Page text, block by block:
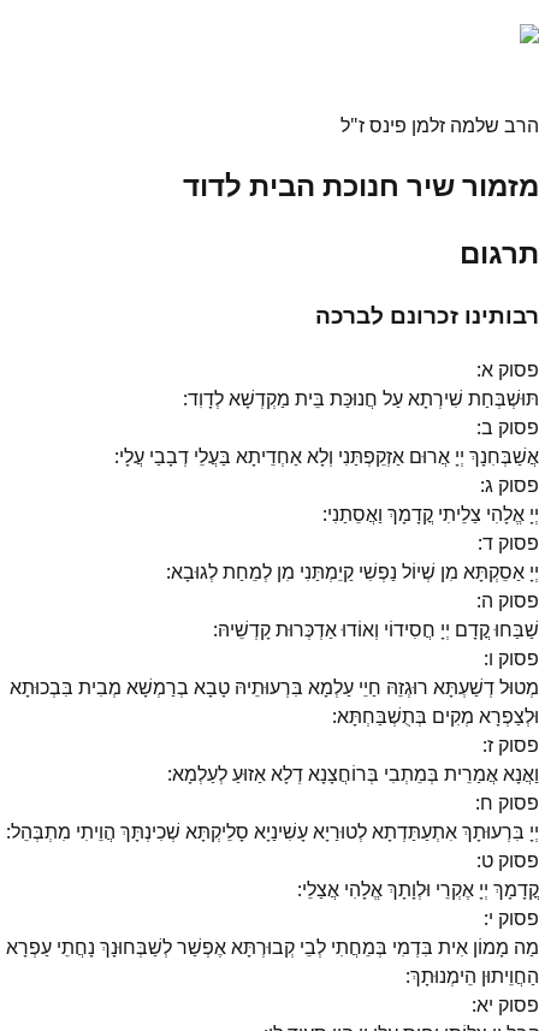
הרב שלמה זלמן פינס ז"ל
מזמור שיר חנוכת הבית לדוד
תרגום
רבותינו זכרונם לברכה
פסוק א:
תּוּשְׁבְּחַת שִׁירְתָא עַל חֲנוּכַּת בֵּית מַקְדְשָׁא לְדָוִד:
פסוק ב:
אֲשַׁבְּחִנָךְ יְיָ אֲרוּם אַזְקֵפְתַּנִי וְלָא אַחְדֵיתָא בַּעֲלֵי דְבָבַי עֲלָי:
פסוק ג:
יְיָ אֱלָהִי צַלֵיתִי קֳדָמָךְ וַאֲסֵתַנִי:
פסוק ד:
יְיָ אַסֵקְתָּא מִן שְׁיוֹל נַפְשִׁי קַיֵמְתַּנִי מִן לְמֵחַת לְגוּבָא:
פסוק ה:
שַׁבַּחוּ קֳדָם יְיָ חֲסִידוֹי וְאוֹדוּ אַדְכְּרוּת קָדְשֵׁיהּ:
פסוק ו:
מְטוּל דְשַׁעְתָּא רוּגְזֵהּ חַיֵי עַלְמָא בִּרְעוּתֵיהּ טָבָא בְרַמְשָׁא מְבִית בִּבְכוּתָא
וּלְצַפְרָא מְקִים בְּתֻשְׁבַּחְתָּא:
פסוק ז:
וַאֲנָא אֲמַרֵית בְּמֵתְבִי בְּרוֹחֲצָנָא דְלָא אַזוּעַ לְעַלְמָא:
פסוק ח:
יְיָ בִּרְעוּתָךְ אִתְעַתַּדְתָא לְטוּרַיָא עָשִׁינַיָא סָלֵיקְתָּא שְׁכִינְתָּךְ הֲוֵיתִי מִתְבְּהֵל:
פסוק ט:
קֳדָמָךְ יְיָ אֶקְרֵי וּלְוָתָךְ אֱלָהִי אֲצַלֵי:
פסוק י:
מַה מָמוֹן אִית בִּדְמִי בְּמֵחֲתִי לְבֵי קְבוּרְתָּא אֶפְשַׁר לְשַׁבְּחוּנָךְ נָחֲתֵי עַפְרָא
הַחֲוֵיתוּן הֵימְנוּתָךְ:
פסוק יא: